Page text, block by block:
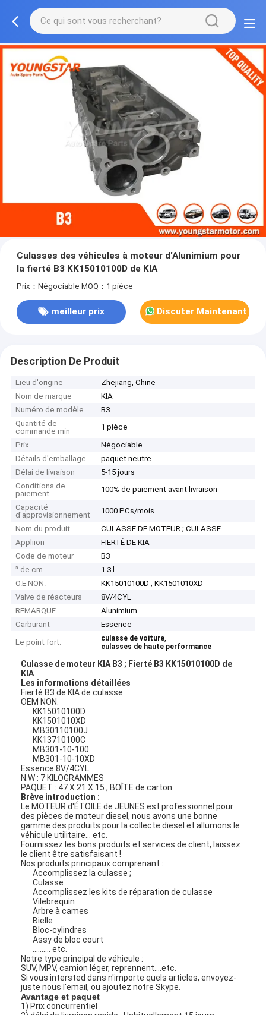
Culasses des véhicules à moteur d'Alunimium pour
la fierté B3 KK15010100D de KIA
Prix：Négociable MOQ：1 pièce
meilleur prix Discuter Maintenant
Description De Produit
Lieu d'origine
Zhejiang, Chine
Nom de marque
KIA
Numéro de modèle
B3
Quantité de
commande min
1 pièce
Prix
Négociable
Détails d'emballage
paquet neutre
Délai de livraison
5-15 jours
Conditions de
paiement
100% de paiement avant livraison
Capacité
d'approvisionnement
1000 PCs/mois
Nom du produit
CULASSE DE MOTEUR ; CULASSE
Appliion
FIERTÉ DE KIA
Code de moteur
B3
³ de cm
1.3 l
O.E NON.
KK15010100D ; KK1501010XD
Valve de réacteurs
8V/4CYL
REMARQUE
Alunimium
Carburant
Essence
Le point fort:
culasse de voiture,
culasses de haute performance
Culasse de moteur KIA B3 ; Fierté B3 KK15010100D de
KIA
Les informations détaillées
Fierté B3 de KIA de culasse
OEM NON.
KK15010100D
KK1501010XD
MB30110100J
KK13710100C
MB301-10-100
MB301-10-10XD
Essence 8V/4CYL
N.W : 7 KILOGRAMMES
PAQUET : 47 X.21 X 15 ; BOÎTE de carton
Brève introduction :
Le MOTEUR d'ÉTOILE de JEUNES est professionnel pour
des pièces de moteur diesel, nous avons une bonne
gamme des produits pour la collecte diesel et allumons le
véhicule utilitaire… etc.
Fournissez les bons produits et services de client, laissez
le client être satisfaisant !
Nos produits principaux comprenant :
Accomplissez la culasse ;
Culasse
Accomplissez les kits de réparation de culasse
Vilebrequin
Arbre à cames
Bielle
Bloc-cylindres
Assy de bloc court
.......... etc.
Notre type principal de véhicule :
SUV, MPV, camion léger, reprennent….etc.
Si vous intersted dans n'importe quels articles, envoyez-
juste nous l'email, ou ajoutez notre Skype.
Avantage et paquet
1) Prix concurrentiel